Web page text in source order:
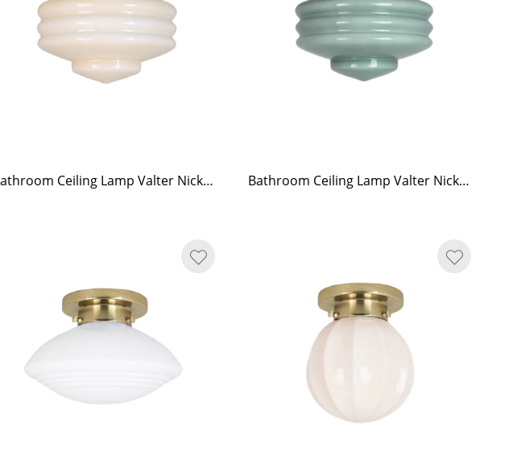
Bathroom Ceiling Lamp Valter Nickel/Opal Beige Bathroom Ceiling Lamp Valter Nickel/Opal Green